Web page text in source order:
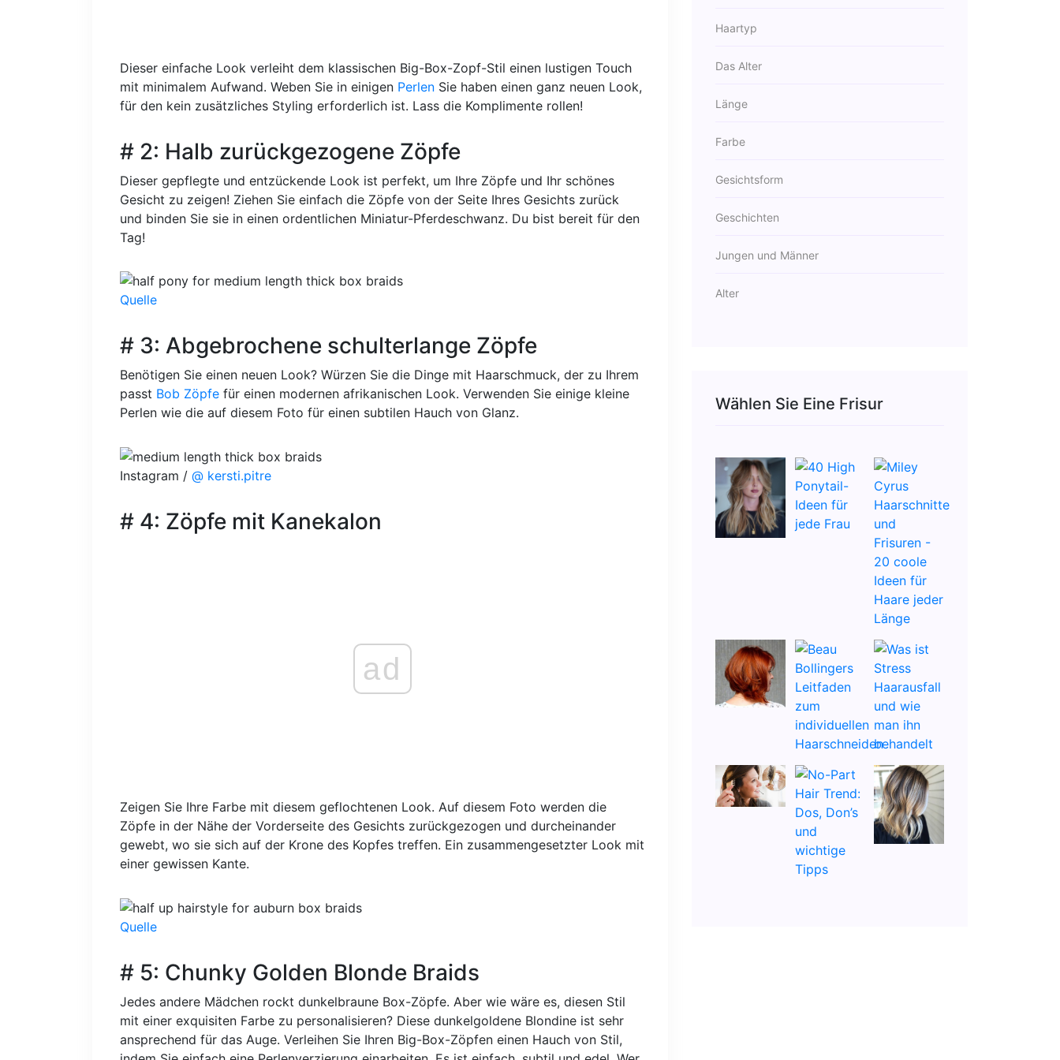
Dieser einfache Look verleiht dem klassischen Big-Box-Zopf-Stil einen lustigen Touch
mit minimalem Aufwand. Weben Sie in einigen Perlen Sie haben einen ganz neuen Look,
für den kein zusätzliches Styling erforderlich ist. Lass die Komplimente rollen!
# 2: Halb zurückgezogene Zöpfe
Dieser gepflegte und entzückende Look ist perfekt, um Ihre Zöpfe und Ihr schönes
Gesicht zu zeigen! Ziehen Sie einfach die Zöpfe von der Seite Ihres Gesichts zurück
und binden Sie sie in einen ordentlichen Miniatur-Pferdeschwanz. Du bist bereit für den
Tag!
Quelle
# 3: Abgebrochene schulterlange Zöpfe
Benötigen Sie einen neuen Look? Würzen Sie die Dinge mit Haarschmuck, der zu Ihrem
passt Bob Zöpfe für einen modernen afrikanischen Look. Verwenden Sie einige kleine
Perlen wie die auf diesem Foto für einen subtilen Hauch von Glanz.
Instagram / @ kersti.pitre
# 4: Zöpfe mit Kanekalon
ad
Zeigen Sie Ihre Farbe mit diesem geflochtenen Look. Auf diesem Foto werden die
Zöpfe in der Nähe der Vorderseite des Gesichts zurückgezogen und durcheinander
gewebt, wo sie sich auf der Krone des Kopfes treffen. Ein zusammengesetzter Look mit
einer gewissen Kante.
Quelle
# 5: Chunky Golden Blonde Braids
Jedes andere Mädchen rockt dunkelbraune Box-Zöpfe. Aber wie wäre es, diesen Stil
mit einer exquisiten Farbe zu personalisieren? Diese dunkelgoldene Blondine ist sehr
ansprechend für das Auge. Verleihen Sie Ihren Big-Box-Zöpfen einen Hauch von Stil,
Haartyp
Das Alter
Länge
Farbe
Gesichtsform
Geschichten
Jungen und Männer
Alter
Wählen Sie Eine Frisur